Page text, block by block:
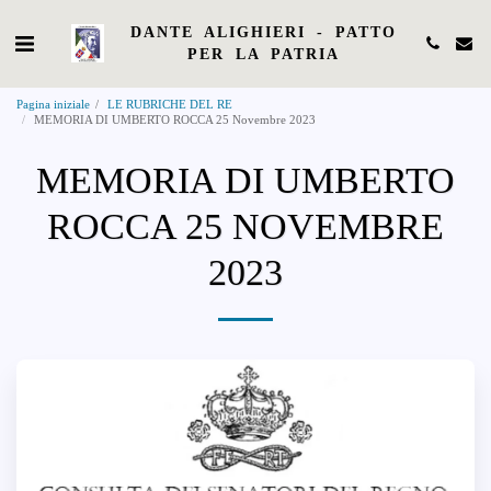
DANTE ALIGHIERI - PATTO
PER LA PATRIA
Pagina iniziale
LE RUBRICHE DEL RE
MEMORIA DI UMBERTO ROCCA 25 Novembre 2023
MEMORIA DI UMBERTO
ROCCA 25 NOVEMBRE
2023